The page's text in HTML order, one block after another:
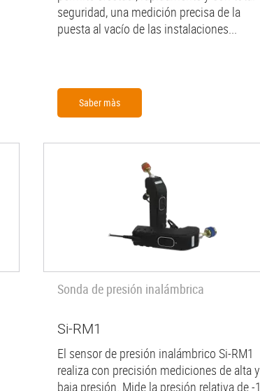
seguridad, una medición precisa de la
puesta al vacío de las instalaciones...
Saber màs
Sonda de presión inalámbrica
Si-RM1
El sensor de presión inalámbrico Si-RM1
realiza con precisión mediciones de alta y
baja presión. Mide la presión relativa de -1